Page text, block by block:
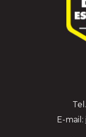
E-mail: